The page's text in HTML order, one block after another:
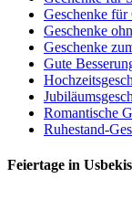
Geschenke
Geschenke
Geschenke
Gute
Romantische
Ruhestand-
Feiertage in